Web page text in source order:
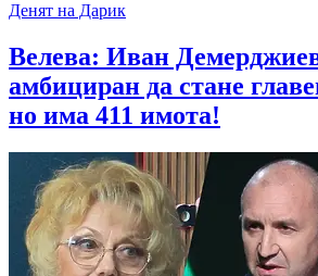
Денят на Дарик
Велева: Иван
амбициран да стане
но има 411 имота!